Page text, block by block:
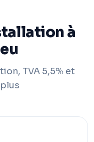
à
TVA 5,5% et